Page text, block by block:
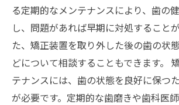
る定期的なメンテナンスにより、歯の
し、問題があれば早期に対処すること
た、矯正装置を取り外した後の歯の状
どについて相談することもできます。
テナンスには、歯の状態を良好に保つ
が必要です。定期的な歯磨きや歯科医師